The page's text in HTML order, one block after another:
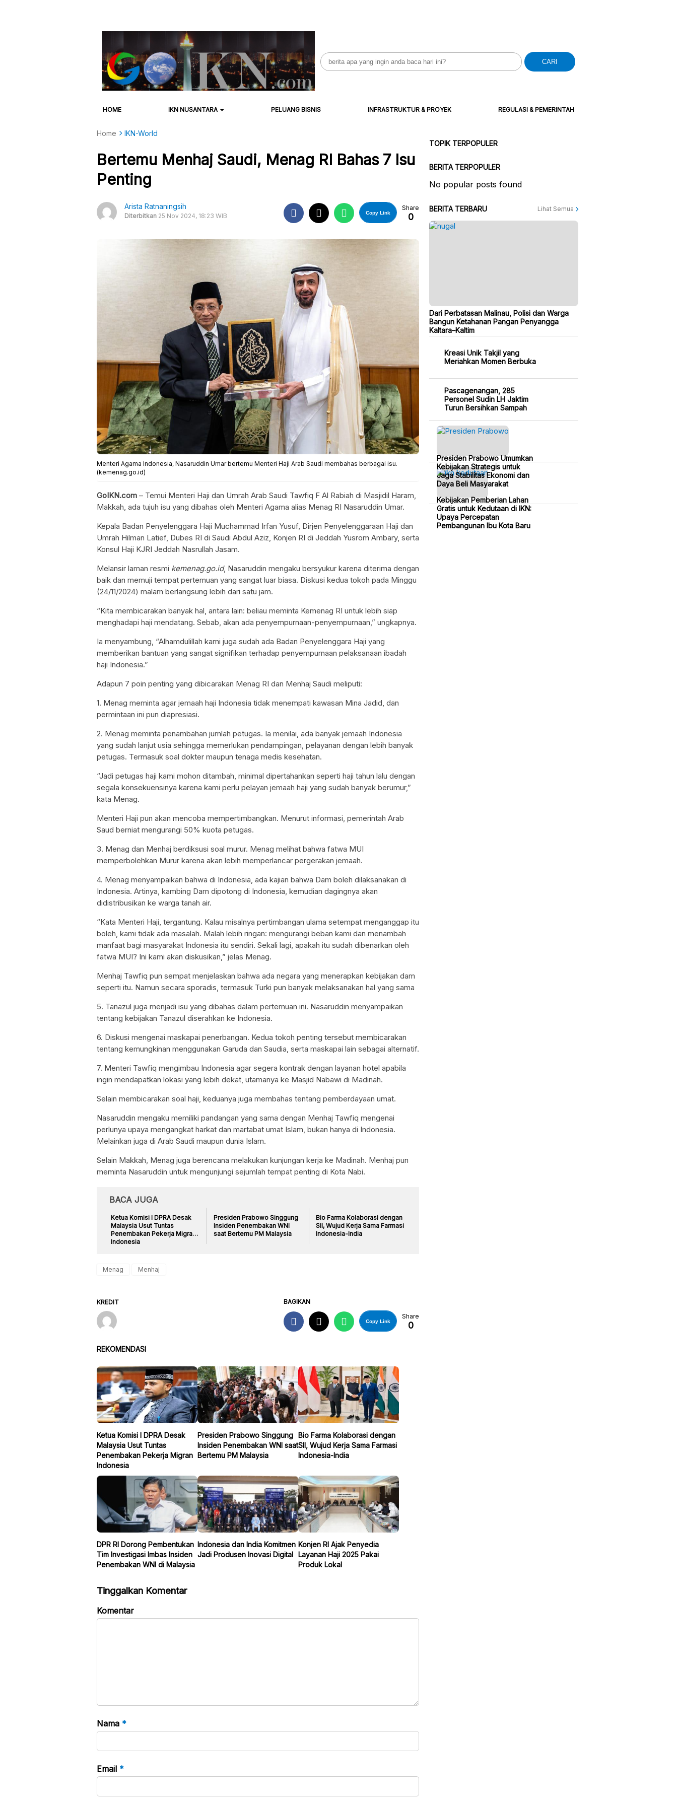
Search
for:
CARI
HOME IKN NUSANTARA PELUANG BISNIS INFRASTRUKTUR & PROYEK REGULASI & PEMERINTAH
Home IKN-World
Bertemu Menhaj Saudi, Menag RI Bahas 7 Isu
Penting
Arista Ratnaningsih
Diterbitkan 25 Nov 2024, 18:23 WIB Copy Link
Share
0
Menteri Agama Indonesia, Nasaruddin Umar bertemu Menteri Haji Arab Saudi membahas berbagai isu.
(kemenag.go.id)
GoIKN.com – Temui Menteri Haji dan Umrah Arab Saudi Tawfiq F Al Rabiah di Masjidil Haram,
Makkah, ada tujuh isu yang dibahas oleh Menteri Agama alias Menag RI Nasaruddin Umar.
Kepala Badan Penyelenggara Haji Muchammad Irfan Yusuf, Dirjen Penyelenggaraan Haji dan
Umrah Hilman Latief, Dubes RI di Saudi Abdul Aziz, Konjen RI di Jeddah Yusrom Ambary, serta
Konsul Haji KJRI Jeddah Nasrullah Jasam.
Melansir laman resmi kemenag.go.id, Nasaruddin mengaku bersyukur karena diterima dengan
baik dan memuji tempat pertemuan yang sangat luar biasa. Diskusi kedua tokoh pada Minggu
(24/11/2024) malam berlangsung lebih dari satu jam.
“Kita membicarakan banyak hal, antara lain: beliau meminta Kemenag RI untuk lebih siap
menghadapi haji mendatang. Sebab, akan ada penyempurnaan-penyempurnaan,” ungkapnya.
Ia menyambung, “Alhamdulillah kami juga sudah ada Badan Penyelenggara Haji yang
memberikan bantuan yang sangat signifikan terhadap penyempurnaan pelaksanaan ibadah
haji Indonesia.”
Adapun 7 poin penting yang dibicarakan Menag RI dan Menhaj Saudi meliputi:
1. Menag meminta agar jemaah haji Indonesia tidak menempati kawasan Mina Jadid, dan
permintaan ini pun diapresiasi.
2. Menag meminta penambahan jumlah petugas. Ia menilai, ada banyak jemaah Indonesia
yang sudah lanjut usia sehingga memerlukan pendampingan, pelayanan dengan lebih banyak
petugas. Termasuk soal dokter maupun tenaga medis kesehatan.
“Jadi petugas haji kami mohon ditambah, minimal dipertahankan seperti haji tahun lalu dengan
segala konsekuensinya karena kami perlu pelayan jemaah haji yang sudah banyak berumur,”
kata Menag.
Menteri Haji pun akan mencoba mempertimbangkan. Menurut informasi, pemerintah Arab
Saud berniat mengurangi 50% kuota petugas.
3. Menag dan Menhaj berdiksusi soal murur. Menag melihat bahwa fatwa MUI
memperbolehkan Murur karena akan lebih memperlancar pergerakan jemaah.
4. Menag menyampaikan bahwa di Indonesia, ada kajian bahwa Dam boleh dilaksanakan di
Indonesia. Artinya, kambing Dam dipotong di Indonesia, kemudian dagingnya akan
didistribusikan ke warga tanah air.
“Kata Menteri Haji, tergantung. Kalau misalnya pertimbangan ulama setempat menganggap itu
boleh, kami tidak ada masalah. Malah lebih ringan: mengurangi beban kami dan menambah
manfaat bagi masyarakat Indonesia itu sendiri. Sekali lagi, apakah itu sudah dibenarkan oleh
fatwa MUI? Ini kami akan diskusikan,” jelas Menag.
Menhaj Tawfiq pun sempat menjelaskan bahwa ada negara yang menerapkan kebijakan dam
seperti itu. Namun secara sporadis, termasuk Turki pun banyak melaksanakan hal yang sama
5. Tanazul juga menjadi isu yang dibahas dalam pertemuan ini. Nasaruddin menyampaikan
tentang kebijakan Tanazul diserahkan ke Indonesia.
6. Diskusi mengenai maskapai penerbangan. Kedua tokoh penting tersebut membicarakan
tentang kemungkinan menggunakan Garuda dan Saudia, serta maskapai lain sebagai alternatif.
7. Menteri Tawfiq mengimbau Indonesia agar segera kontrak dengan layanan hotel apabila
ingin mendapatkan lokasi yang lebih dekat, utamanya ke Masjid Nabawi di Madinah.
Selain membicarakan soal haji, keduanya juga membahas tentang pemberdayaan umat.
Nasaruddin mengaku memiliki pandangan yang sama dengan Menhaj Tawfiq mengenai
perlunya upaya mengangkat harkat dan martabat umat Islam, bukan hanya di Indonesia.
Melainkan juga di Arab Saudi maupun dunia Islam.
Selain Makkah, Menag juga berencana melakukan kunjungan kerja ke Madinah. Menhaj pun
meminta Nasaruddin untuk mengunjungi sejumlah tempat penting di Kota Nabi.
BACA JUGA
Ketua Komisi I DPRA Desak
Malaysia Usut Tuntas
Penembakan Pekerja Migran
Indonesia
Presiden Prabowo Singgung
Insiden Penembakan WNI
saat Bertemu PM Malaysia
Bio Farma Kolaborasi dengan
SII, Wujud Kerja Sama Farmasi
Indonesia-India
Menag Menhaj
KREDIT BAGIKAN
Copy Link
Share
0
REKOMENDASI
Ketua Komisi I DPRA Desak
Malaysia Usut Tuntas
Penembakan Pekerja Migran
Indonesia
Presiden Prabowo Singgung
Insiden Penembakan WNI saat
Bertemu PM Malaysia
Bio Farma Kolaborasi dengan
SII, Wujud Kerja Sama Farmasi
Indonesia-India
DPR RI Dorong Pembentukan
Tim Investigasi Imbas Insiden
Penembakan WNI di Malaysia
Indonesia dan India Komitmen
Jadi Produsen Inovasi Digital
Konjen RI Ajak Penyedia
Layanan Haji 2025 Pakai
Produk Lokal
Tinggalkan Komentar
Komentar
Nama *
Email *
TOPIK TERPOPULER
BERITA TERPOPULER
No popular posts found
BERITA TERBARU Lihat Semua
Dari Perbatasan Malinau, Polisi dan Warga
Bangun Ketahanan Pangan Penyangga
Kaltara–Kaltim
Kreasi Unik Takjil yang
Meriahkan Momen Berbuka
Pascagenangan, 285
Personel Sudin LH Jaktim
Turun Bersihkan Sampah
Presiden Prabowo Umumkan
Kebijakan Strategis untuk
Jaga Stabilitas Ekonomi dan
Daya Beli Masyarakat
Kebijakan Pemberian Lahan
Gratis untuk Kedutaan di IKN:
Upaya Percepatan
Pembangunan Ibu Kota Baru